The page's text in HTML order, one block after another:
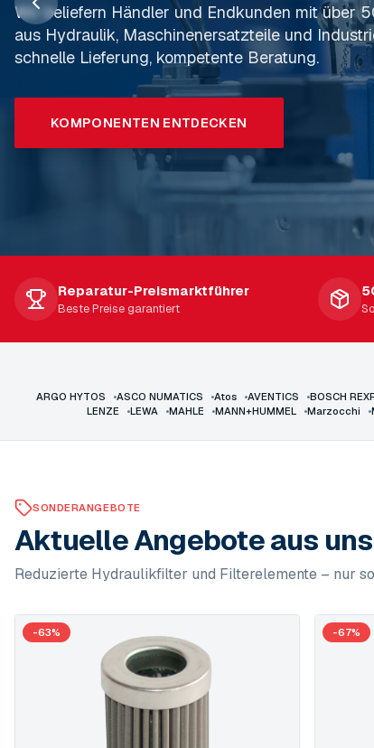
Wir beliefern Händler und Endkunden mit über
aus Hydraulik, Maschinenersatzteile und
schnelle Lieferung, kompetente Beratung.
KOMPONENTEN ENTDECKEN
Wir reparieren Ihre Servo- und
teuren Umweg über den Hersteller. Kostenlose
Abwicklung.
REPARATUR ANFRAGEN
Lager, Antriebstechnik, Schmierstoffe,
Sie von unserer 30-jährigen Erfahrung und
JETZT ANFRAGEN
Reparatur-Preismarktführer
Beste Preise garantiert
ARGO HYTOS
•ASCO NUMATICS •Atos •AVENTICS •BOSCH
LENZE
•LEWA •MAHLE •MANN+HUMMEL •Marzocchi •
SONDERANGEBOTE
Aktuelle Angebote aus
Reduzierte Hydraulikfilter und Filterelemente – nur
-63% -67%